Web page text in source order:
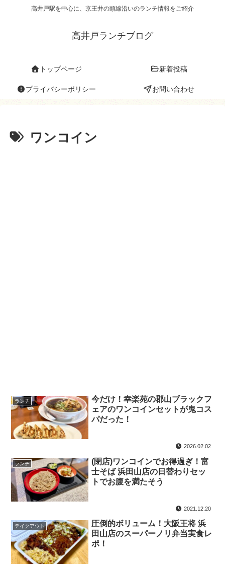
高井戸駅を中心に、京王井の頭線沿いのランチ情報をご紹介
高井戸ランチブログ
トップページ 新着投稿
プライバシーポリシー お問い合わせ
ワンコイン
ランチ
今だけ！幸楽苑の郡山ブラックフ
ェアのワンコインセットが鬼コス
パだった！
2026.02.02
ランチ
(閉店)ワンコインでお得過ぎ！富
士そば 浜田山店の日替わりセッ
トでお腹を満たそう
2021.12.20
テイクアウト
圧倒的ボリューム！大阪王将 浜
田山店のスーパーノリ弁当実食レ
ポ！